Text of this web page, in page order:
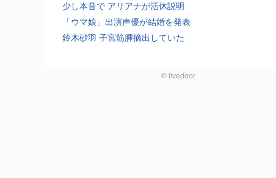
少し本音で アリアナが活休説明
「ウマ娘」出演声優が結婚を発表
鈴木砂羽 子宮筋腫摘出していた
© livedoor